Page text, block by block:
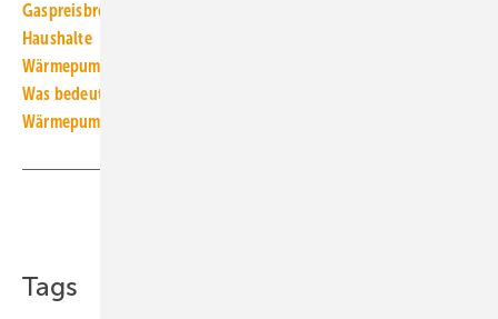
Gaspreisbremse benachteiligt schon lange sparsam heizende
Haushalte
Wärmepumpen dominieren den künftigen Wohnungsneubau
Was bedeuten die Gas- und Strompreisbremsen für
Wärmepumpen?
Tags